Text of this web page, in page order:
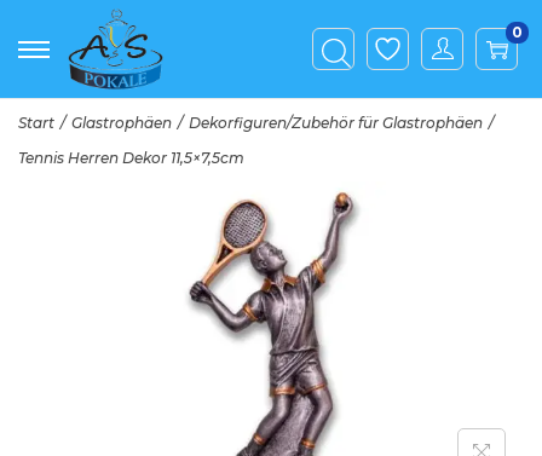
0
Start / Glastrophäen / Dekorfiguren/Zubehör für Glastrophäen /
Tennis Herren Dekor 11,5×7,5cm